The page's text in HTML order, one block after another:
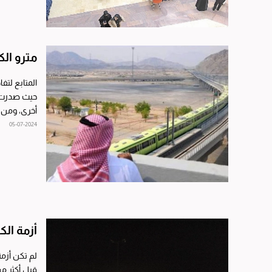
مترو الكويت... 20
المتابع
حيث صدرت
أخرى، ومن
للقطاع
05-07-2024
أزمة
لم تكن